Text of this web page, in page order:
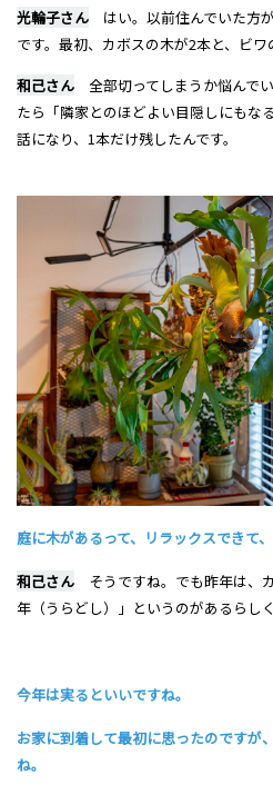
光輪子さん はい。以前住んでいた方
です。最初、カボスの木が2本と、ビワ
和己さん 全部切ってしまうか悩んで
たら「隣家とのほどよい目隠しにもな
話になり、1本だけ残したんです。
庭に木があるって、リラックスできて、
和己さん そうですね。でも昨年は、
年（うらどし）」というのがあるらし
今年は実るといいですね。
お家に到着して最初に思ったのですが
ね。